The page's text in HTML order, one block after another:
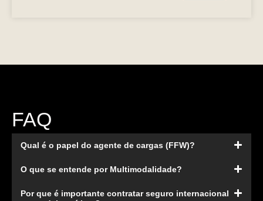
FAQ
Qual é o papel do agente de cargas (FFW)?
O que se entende por Multimodalidade?
Por que é importante contratar seguro internacional